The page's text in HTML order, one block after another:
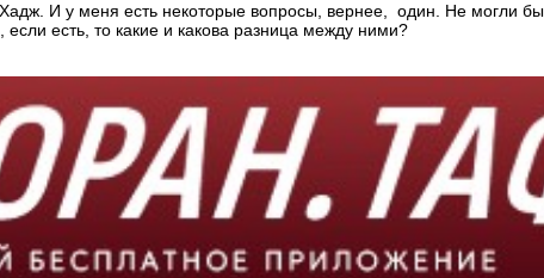
И у меня есть некоторые вопросы, вернее, один. Не могли
есть, то какие и какова разница между ними?